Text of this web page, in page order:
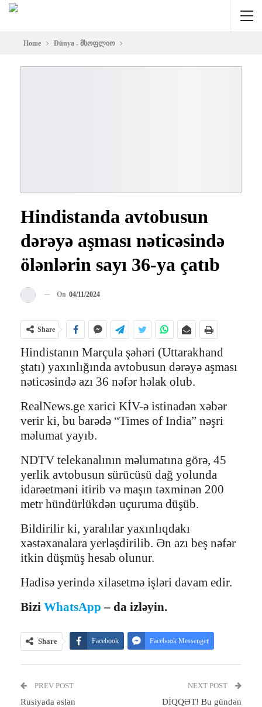
Home Dünya - მსოფლიო
Hindistanda avtobusun
dərəyə aşması nəticəsində
ölənlərin sayı 36-ya çatıb
On 04/11/2024
Share
Hindistanın Marçula şəhəri (Uttarakhand
ştatı) yaxınlığında avtobusun dərəyə aşması
nəticəsində azı 36 nəfər həlak olub.
RealNews.ge xarici KİV-ə istinadən xəbər
verir ki, bu barədə “Times of India” nəşri
məlumat yayıb.
NDTV telekanalının məlumatına görə, 45
yerlik avtobusun sürücüsü dağ yolunda
idarəetməni itirib və maşın təxminən 200
metr hündürlükdən uçuruma düşüb.
Bildirilir ki, yaralılar yaxınlıqdakı
xəstəxanalara yerləşdirilib. Ən azı beş nəfər
itkin düşmüş hesab olunur.
Hadisə yerində xilasetmə işləri davam edir.
Bizi WhatsApp – da izləyin.
Share Facebook Facebook Messenger
Email
PREV POST
Rusiyada əslən
NEXT POST
DİQQƏT! Bu gündən